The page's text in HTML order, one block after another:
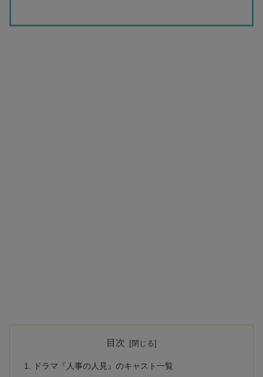
目次
ドラマ『人事の人見』のキャスト一覧